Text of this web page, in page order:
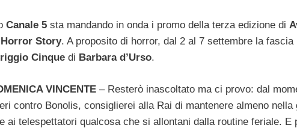
Canale 5 sta mandando in onda i promo della terza edizione di
Story. A proposito di horror, dal 2 al 7 settembre la
Cinque di Barbara d’Urso.
VINCENTE – Resterò inascoltato ma ci provo: dal
contro Bonolis, consiglierei alla Rai di mantenere almeno nella
ai telespettatori qualcosa che si allontani dalla routine feriale. E